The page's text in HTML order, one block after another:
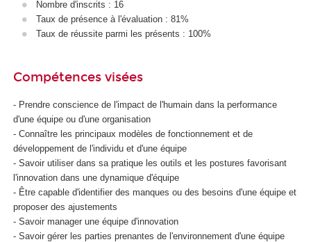
Nombre d'inscrits : 16
Taux de présence à l'évaluation : 81%
Taux de réussite parmi les présents : 100%
Compétences visées
- Prendre conscience de l'impact de l'humain dans la performance
d'une équipe ou d'une organisation
- Connaître les principaux modèles de fonctionnement et de
développement de l'individu et d'une équipe
- Savoir utiliser dans sa pratique les outils et les postures favorisant
l'innovation dans une dynamique d'équipe
- Être capable d'identifier des manques ou des besoins d'une équipe et
proposer des ajustements
- Savoir manager une équipe d'innovation
- Savoir gérer les parties prenantes de l'environnement d'une équipe